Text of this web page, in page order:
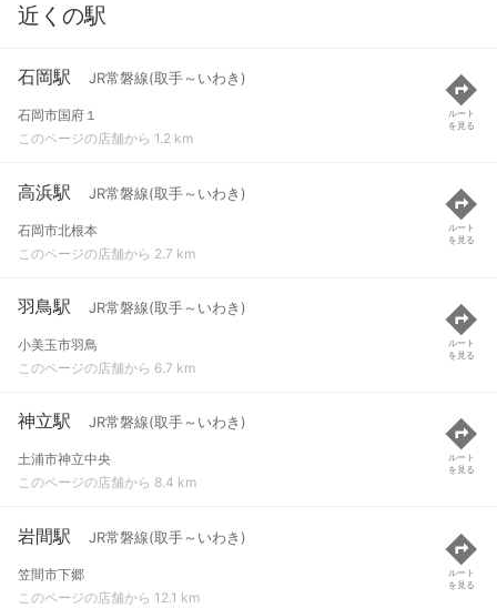
近くの駅
石岡駅 JR常磐線(取手～いわき)
石岡市国府１
このページの店舗から 1.2 km
ルート
を見る
高浜駅 JR常磐線(取手～いわき)
石岡市北根本
このページの店舗から 2.7 km
ルート
を見る
羽鳥駅 JR常磐線(取手～いわき)
小美玉市羽鳥
このページの店舗から 6.7 km
ルート
を見る
神立駅 JR常磐線(取手～いわき)
土浦市神立中央
このページの店舗から 8.4 km
ルート
を見る
岩間駅 JR常磐線(取手～いわき)
笠間市下郷
このページの店舗から 12.1 km
ルート
を見る